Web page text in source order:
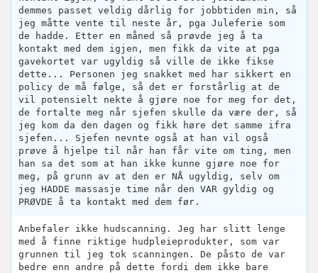
demmes passet veldig dårlig for jobbtiden min, så
jeg måtte vente til neste år, pga Juleferie som
de hadde. Etter en måned så prøvde jeg å ta
kontakt med dem igjen, men fikk da vite at pga
gavekortet var ugyldig så ville de ikke fikse
dette... Personen jeg snakket med har sikkert en
policy de må følge, så det er forstårlig at de
vil potensielt nekte å gjøre noe for meg for det,
de fortalte meg når sjefen skulle da være der, så
jeg kom da den dagen og fikk høre det samme ifra
sjefen... Sjefen nevnte også at han vil også
prøve å hjelpe til når han får vite om ting, men
han sa det som at han ikke kunne gjøre noe for
meg, på grunn av at den er NÅ ugyldig, selv om
jeg HADDE massasje time når den VAR gyldig og
PRØVDE å ta kontakt med dem før.
Anbefaler ikke hudscanning. Jeg har slitt lenge
med å finne riktige hudpleieprodukter, som var
grunnen til jeg tok scanningen. De påsto de var
bedre enn andre på dette fordi dem ikke bare